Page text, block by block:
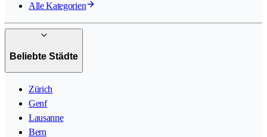
Alle Kategorien
Beliebte Städte
Zürich
Genf
Lausanne
Bern